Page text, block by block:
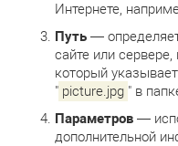
Интернете,
Путь —
сайте или
который
" picture.jpg " в
Параметров —
дополнительной